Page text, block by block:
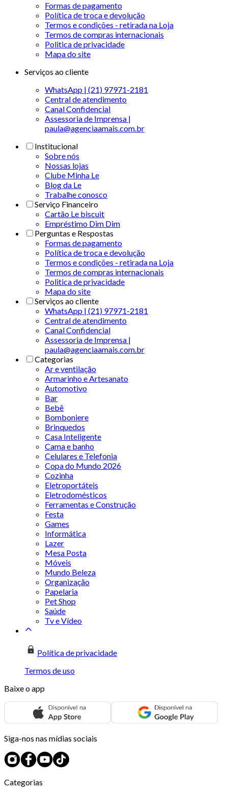
Formas de pagamento
Política de troca e devolução
Termos e condições - retirada na Loja
Termos de compras internacionais
Politica de privacidade
Mapa do site
Serviços ao cliente
WhatsApp | (21) 97971-2181
Central de atendimento
Canal Confidencial
Assessoria de Imprensa |
paula@agenciaamais.com.br
Institucional
Sobre nós
Nossas lojas
Clube Minha Le
Blog da Le
Trabalhe conosco
Serviço Financeiro
Cartão Le biscuit
Empréstimo Dim Dim
Perguntas e Respostas
Formas de pagamento
Política de troca e devolução
Termos e condições - retirada na Loja
Termos de compras internacionais
Politica de privacidade
Mapa do site
Serviços ao cliente
WhatsApp | (21) 97971-2181
Central de atendimento
Canal Confidencial
Assessoria de Imprensa |
paula@agenciaamais.com.br
Categorias
Ar e ventilação
Armarinho e Artesanato
Automotivo
Bar
Bebê
Bomboniere
Brinquedos
Casa Inteligente
Cama e banho
Celulares e Telefonia
Copa do Mundo 2026
Cozinha
Eletroportáteis
Eletrodomésticos
Ferramentas e Construção
Festa
Games
Informática
Lazer
Mesa Posta
Móveis
Mundo Beleza
Organização
Papelaria
Pet Shop
Saúde
Tv e Vídeo
Política de privacidade
Termos de uso
Baixe o app
Siga-nos nas mídias sociais
Categorias